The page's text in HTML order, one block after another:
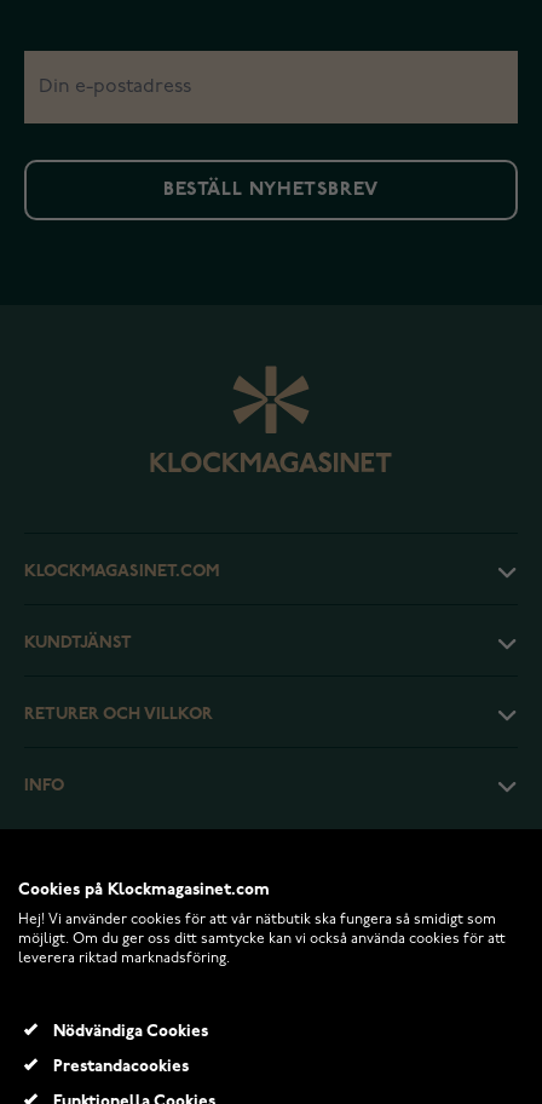
BESTÄLL NYHETSBREV
KLOCKMAGASINET.COM
KUNDTJÄNST
RETURER OCH VILLKOR
INFO
Cookies på Klockmagasinet.com
Hej! Vi använder cookies för att vår nätbutik ska fungera så smidigt som
möjligt. Om du ger oss ditt samtycke kan vi också använda cookies för att
leverera riktad marknadsföring.
Nödvändiga Cookies
Prestandacookies